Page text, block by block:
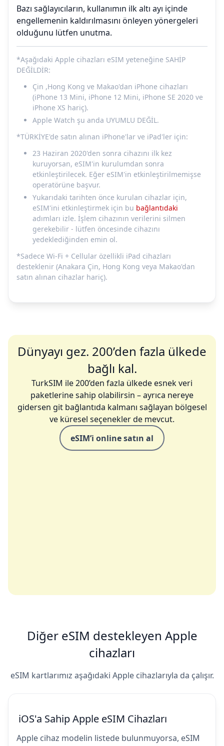
Bazı sağlayıcıların, kullanımın ilk altı ayı içinde
engellemenin kaldırılmasını önleyen yönergeleri
olduğunu lütfen unutma.
*Aşağıdaki Apple cihazları eSIM yeteneğine SAHİP
DEĞİLDİR:
Çin ,Hong Kong ve Makao'dan iPhone cihazları
(iPhone 13 Mini, iPhone 12 Mini, iPhone SE 2020 ve
iPhone XS hariç).
Apple Watch şu anda UYUMLU DEĞİL.
*TÜRKİYE'de satın alınan iPhone'lar ve iPad'ler için:
23 Haziran 2020'den sonra cihazını ilk kez
kuruyorsan, eSIM'in kurulumdan sonra
etkinleştirilecek. Eğer eSIM'in etkinleştirilmemişse
operatörüne başvur.
Yukarıdaki tarihten önce kurulan cihazlar için,
eSIM'ini etkinleştirmek için bu bağlantıdaki
adımları izle. İşlem cihazının verilerini silmen
gerekebilir - lütfen öncesinde cihazını
yedeklediğinden emin ol.
*Sadece Wi-Fi + Cellular özellikli iPad cihazları
desteklenir (Anakara Çin, Hong Kong veya Makao'dan
satın alınan cihazlar hariç).
Dünyayı gez. 200’den fazla ülkede
bağlı kal.
TurkSIM ile 200’den fazla ülkede esnek veri
paketlerine sahip olabilirsin – ayrıca nereye
gidersen git bağlantıda kalmanı sağlayan bölgesel
ve küresel seçenekler de mevcut.
eSIM’i online satın al
Diğer eSIM destekleyen Apple
cihazları
eSIM kartlarımız aşağıdaki Apple cihazlarıyla da çalışır.
iOS'a Sahip Apple eSIM Cihazları
Apple cihaz modelin listede bulunmuyorsa, eSIM